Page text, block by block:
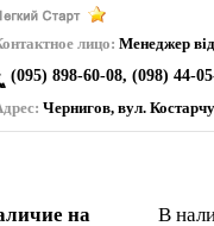
лицо: Менеджер
(095) 898-60-08, (098) 44-
Чернигов, вул.
на
В